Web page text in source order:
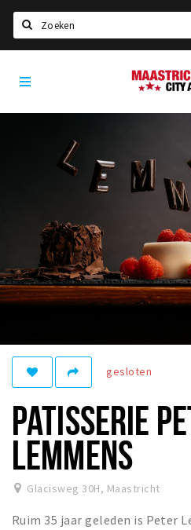
Home
Agenda
Party pics
Nieuws, interviews & blogs
Eten
Drinken
Slapen
Recreatief
Winkels
Winkelgebieden
Bezienswaardigheden
Musea, theaters & podia
Uitjes & activiteiten
Toeristische routes
City
gesloten
PATISSERIE
LEMMENS
Glacisweg 30H, Maastricht
Ruim 35 jaar geleden is Peter